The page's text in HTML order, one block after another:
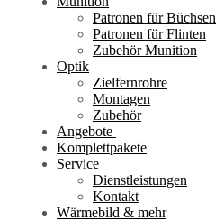
Patronen für Büchsen
Patronen für Flinten
Zubehör Munition
Optik
Zielfernrohre
Montagen
Zubehör
Angebote
Komplettpakete
Service
Dienstleistungen
Kontakt
Wärmebild & mehr